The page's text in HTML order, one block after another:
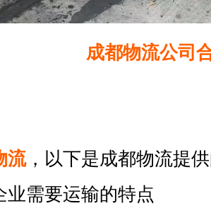
成都物流公司
流，以下是成都物流提
业需要运输的特点